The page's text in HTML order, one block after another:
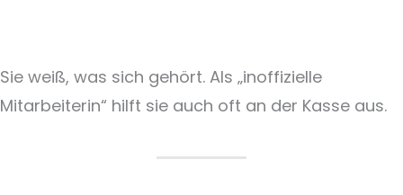
Sie weiß, was sich gehört. Als „inoffizielle
Mitarbeiterin“ hilft sie auch oft an der Kasse aus.